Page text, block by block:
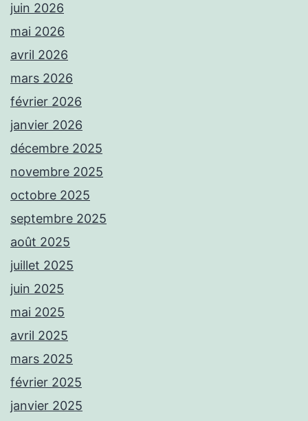
juin 2026
mai 2026
avril 2026
mars 2026
février 2026
janvier 2026
décembre 2025
novembre 2025
octobre 2025
septembre 2025
août 2025
juillet 2025
juin 2025
mai 2025
avril 2025
mars 2025
février 2025
janvier 2025